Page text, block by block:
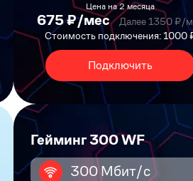
Цена на 2 месяца
675 ₽/мес
Далее 1350 ₽/
Стоимость подключения: 1000
Подключить
Гейминг 300 WF
300 Мбит/с